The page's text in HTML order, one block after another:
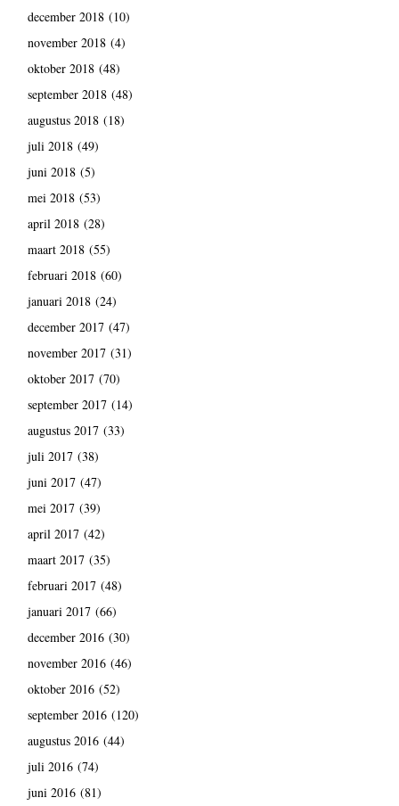
december 2018(10)
november 2018(4)
oktober 2018(48)
september 2018(48)
augustus 2018(18)
juli 2018(49)
juni 2018(5)
mei 2018(53)
april 2018(28)
maart 2018(55)
februari 2018(60)
januari 2018(24)
december 2017(47)
november 2017(31)
oktober 2017(70)
september 2017(14)
augustus 2017(33)
juli 2017(38)
juni 2017(47)
mei 2017(39)
april 2017(42)
maart 2017(35)
februari 2017(48)
januari 2017(66)
december 2016(30)
november 2016(46)
oktober 2016(52)
september 2016(120)
augustus 2016(44)
juli 2016(74)
juni 2016(81)